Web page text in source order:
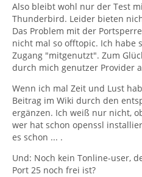
Also bleibt wohl nur der Test
Thunderbird. Leider bieten
Das Problem mit der
nicht mal so offtopic. Ich habe
Zugang "mitgenutzt". Zum
durch mich genutzer Provider
Wenn ich mal Zeit und Lust
Beitrag im Wiki durch den
ergänzen. Ich weiß nur nicht,
wer hat schon openssl
es schon ... .
Und: Noch kein Tonline-user,
Port 25 noch frei ist?